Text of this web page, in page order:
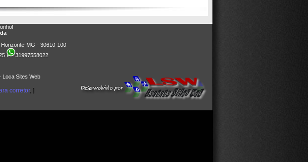
MG - 30610-100
31997558022
Loca Sites Web
corretor, ]